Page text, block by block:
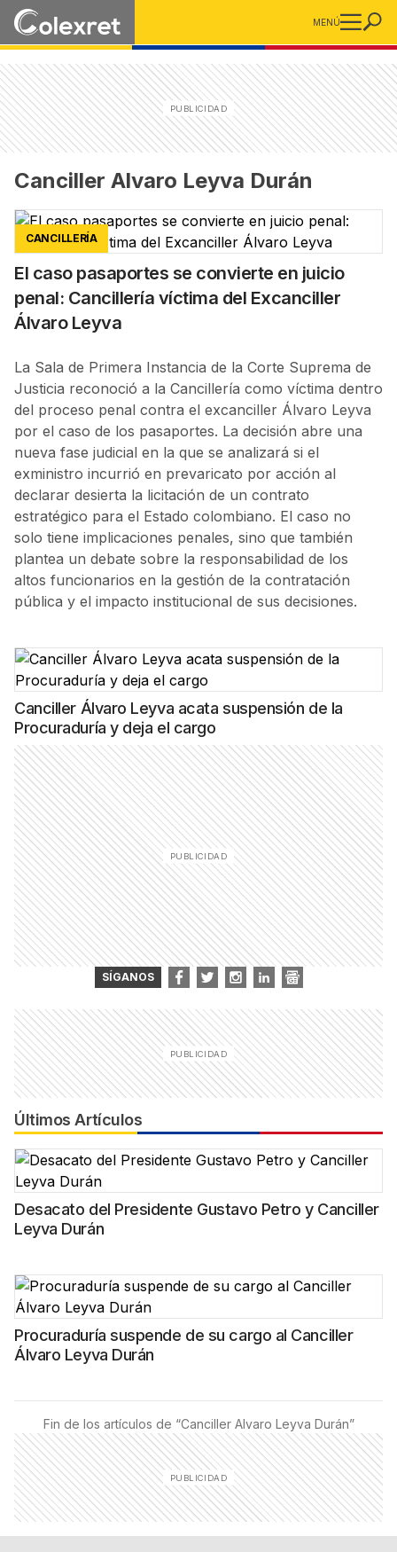
MENÚ
Canciller Alvaro Leyva Durán
CANCILLERÍA
El caso pasaportes se convierte en juicio
penal: Cancillería víctima del Excanciller
Álvaro Leyva
La Sala de Primera Instancia de la Corte Suprema de
Justicia reconoció a la Cancillería como víctima dentro
del proceso penal contra el excanciller Álvaro Leyva
por el caso de los pasaportes. La decisión abre una
nueva fase judicial en la que se analizará si el
exministro incurrió en prevaricato por acción al
declarar desierta la licitación de un contrato
estratégico para el Estado colombiano. El caso no
solo tiene implicaciones penales, sino que también
plantea un debate sobre la responsabilidad de los
altos funcionarios en la gestión de la contratación
pública y el impacto institucional de sus decisiones.
Canciller Álvaro Leyva acata suspensión de la
Procuraduría y deja el cargo
SÍGANOS
Últimos Artículos
Desacato del Presidente Gustavo Petro y Canciller
Leyva Durán
Procuraduría suspende de su cargo al Canciller
Álvaro Leyva Durán
Fin de los artículos de “Canciller Alvaro Leyva Durán”